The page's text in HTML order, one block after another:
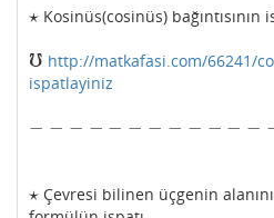
⋆
⋆Kosinüs(cosinüs) bağıntısının
℧
℧ http://matkafasi.com/66241/
ispatlayiniz
− − − − − − − − − − − −
−− −− −− −−− −− −− −− −
⋆
⋆Çevresi bilinen üçgenin